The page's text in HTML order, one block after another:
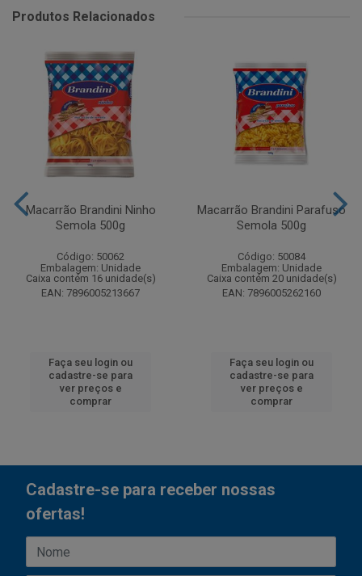
Produtos Relacionados
Macarrão Brandini Ninho
Semola 500g
Código: 50062
Embalagem: Unidade
Caixa contém 16 unidade(s)
EAN: 7896005213667
Faça seu login ou
cadastre-se para
ver preços e
comprar
Macarrão Brandini Parafuso
Semola 500g
Código: 50084
Embalagem: Unidade
Caixa contém 20 unidade(s)
EAN: 7896005262160
Faça seu login ou
cadastre-se para
ver preços e
comprar
Cadastre-se para receber nossas
ofertas!